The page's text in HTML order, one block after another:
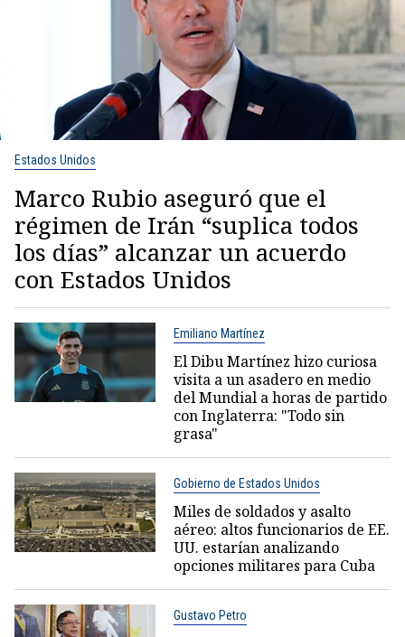
Estados Unidos
Marco Rubio aseguró que el
régimen de Irán “suplica todos
los días” alcanzar un acuerdo
con Estados Unidos
Emiliano Martínez
El Dibu Martínez hizo curiosa
visita a un asadero en medio
del Mundial a horas de partido
con Inglaterra: "Todo sin
grasa"
Gobierno de Estados Unidos
Miles de soldados y asalto
aéreo: altos funcionarios de EE.
UU. estarían analizando
opciones militares para Cuba
Gustavo Petro